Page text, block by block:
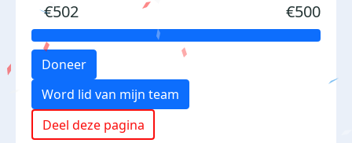
€502 €500
Doneer
Word lid van mijn team
Deel deze pagina